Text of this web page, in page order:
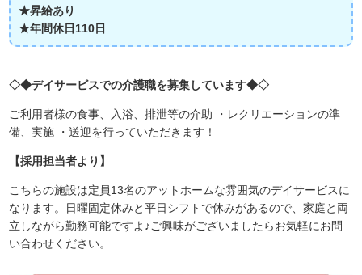
★昇給あり
★年間休日110日
◇◆デイサービスでの介護職を募集しています◆◇
ご利用者様の食事、入浴、排泄等の介助 ・レクリエーションの準
備、実施 ・送迎を行っていただきます！
【採用担当者より】
こちらの施設は定員13名のアットホームな雰囲気のデイサービスに
なります。日曜固定休みと平日シフトで休みがあるので、家庭と両
立しながら勤務可能ですよ♪ご興味がございましたらお気軽にお問
い合わせください。